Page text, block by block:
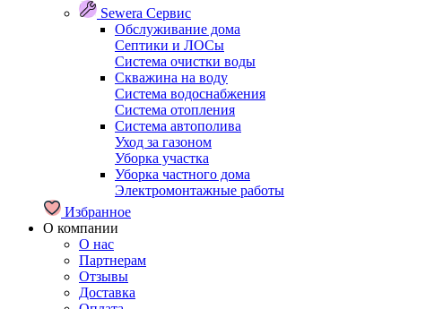
Sewera Сервис
Обслуживание дома
Септики и ЛОСы
Система очистки воды
Скважина на воду
Система водоснабжения
Система отопления
Система автополива
Уход за газоном
Уборка участка
Уборка частного дома
Электромонтажные работы
Избранное
О компании
О нас
Партнерам
Отзывы
Доставка